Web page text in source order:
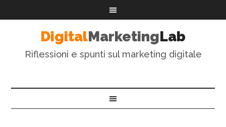
DigitalMarketingLab
Riflessioni e spunti sul marketing digitale